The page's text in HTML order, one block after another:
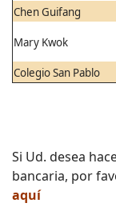
Chen Guifang
Mary Kwok
Colegio San Pablo
Si Ud. desea
bancaria, por
aquí